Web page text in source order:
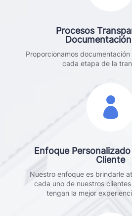
Procesos
Proporcionamos
cada etapa de la

Enfoque
Cliente
Nuestro enfoque es brindarle
cada uno de nuestros
tengan la mejor